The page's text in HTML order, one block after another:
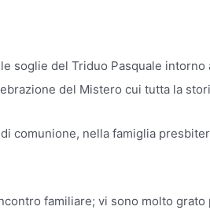
soglie del Triduo Pasquale intorno
del Mistero cui tutta la
comunione, nella famiglia
familiare; vi sono molto